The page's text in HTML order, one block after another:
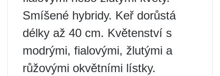
Smíšené hybridy. Keř dorůstá
délky až 40 cm. Květenství s
modrými, fialovými, žlutými a
růžovými okvětními lístky.